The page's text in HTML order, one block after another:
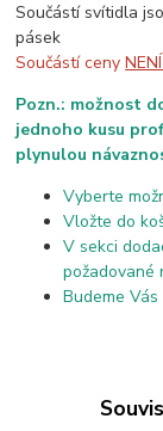
Součástí svítidla
pásek
Součástí ceny
Pozn.: možnost
jednoho kusu
plynulou
Vyberte
Vložte do
V sekci
požadované
Budeme